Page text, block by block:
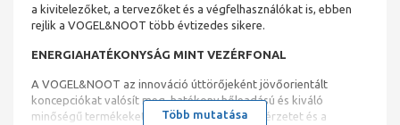
a kivitelezőket, a tervezőket és a végfelhasználókat is, ebben
rejlik a VOGEL&NOOT több évtizedes sikere.
ENERGIAHATÉKONYSÁG MINT VEZÉRFONAL
A VOGEL&NOOT az innováció úttörőjeként jövőorientált
koncepciókat valósít meg, hatékony hőleadású és kiváló
minőségű termékeket kínál – a komfortos hőérzetet és a
Több mutatása